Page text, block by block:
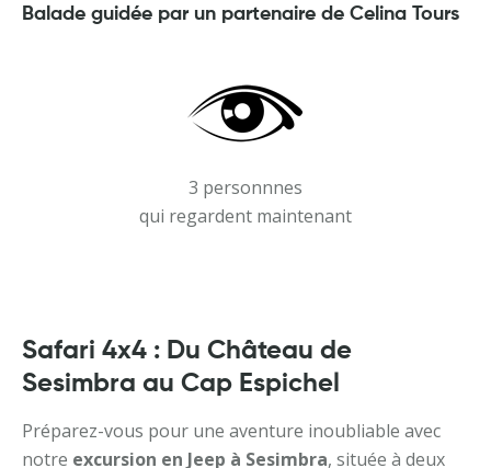
Balade guidée par un partenaire de Celina Tours
3 personnnes
qui regardent maintenant
Safari 4x4 : Du Château de
Sesimbra au Cap Espichel
Préparez-vous pour une aventure inoubliable avec
notre excursion en Jeep à Sesimbra, située à deux